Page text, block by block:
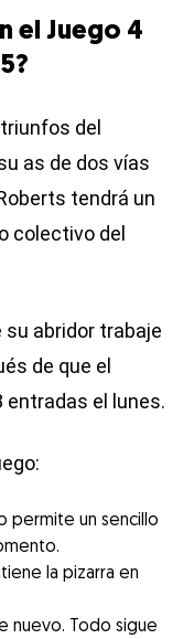
el Juego 4
del
as de dos vías
tendrá un
colectivo del
abridor trabaje
de que el
entradas el lunes.
permite un sencillo
la pizarra en
nuevo. Todo sigue